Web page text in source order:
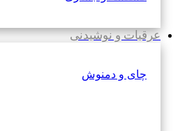
عرقیات و نوشیدنی
چای و دمنوش